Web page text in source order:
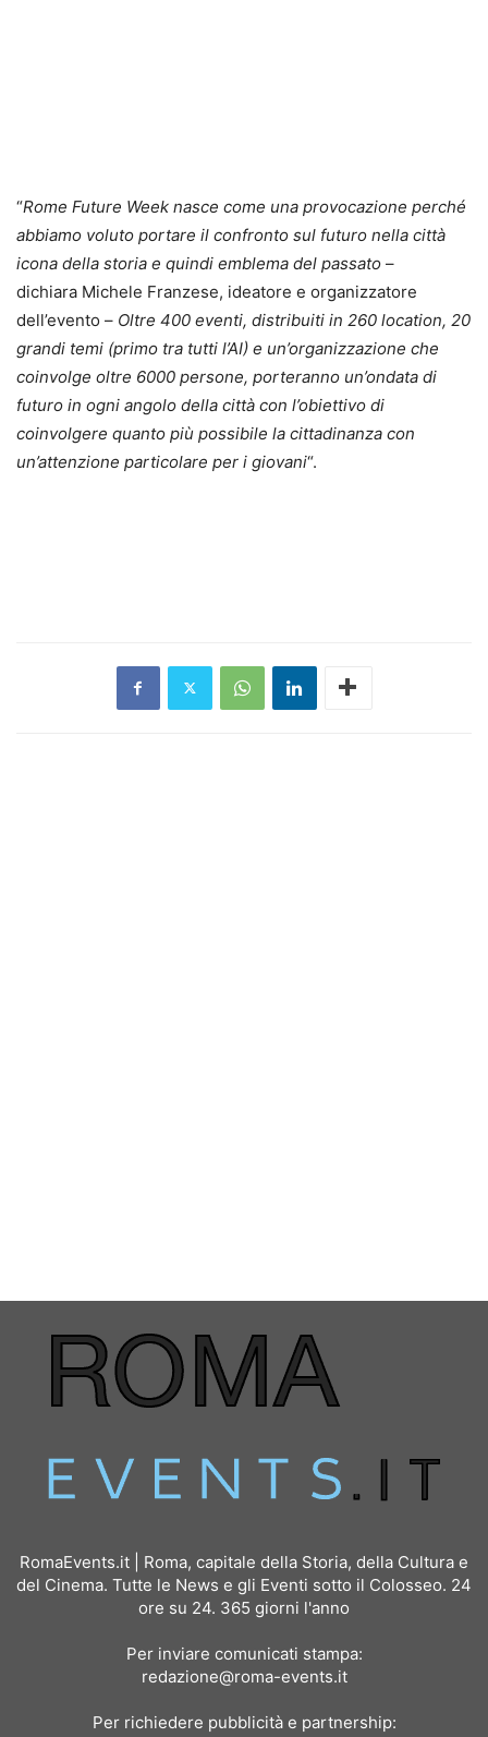
“Rome Future Week nasce come una provocazione perché
abbiamo voluto portare il confronto sul futuro nella città
icona della storia e quindi emblema del passato –
dichiara Michele Franzese, ideatore e organizzatore
dell’evento – Oltre 400 eventi, distribuiti in 260 location, 20
grandi temi (primo tra tutti l’AI) e un’organizzazione che
coinvolge oltre 6000 persone, porteranno un’ondata di
futuro in ogni angolo della città con l’obiettivo di
coinvolgere quanto più possibile la cittadinanza con
un’attenzione particolare per i giovani“.
RomaEvents.it | Roma, capitale della Storia, della Cultura e
del Cinema. Tutte le News e gli Eventi sotto il Colosseo. 24
ore su 24. 365 giorni l'anno
Per inviare comunicati stampa:
redazione@roma-events.it
Per richiedere pubblicità e partnership: